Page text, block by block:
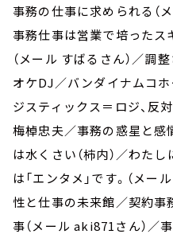
事務の仕事に求められる（
事務仕事は営業で培ったス
（メール すばるさん）／調
オケDJ／バンダイナムコ
ジスティックス＝ロジ、反
梅棹忠夫／事務の惑星と感
は水くさい（柿内）／わた
は「エンタメ」です。（メ
性と仕事の未来館／契約
事（メール aki871さん）／